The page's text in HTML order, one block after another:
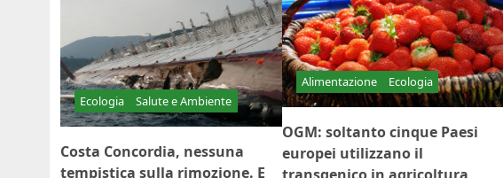
Ecologia Salute e Ambiente
Costa Concordia, nessuna
tempistica sulla rimozione. E
Alimentazione Ecologia
OGM: soltanto cinque Paesi
europei utilizzano il